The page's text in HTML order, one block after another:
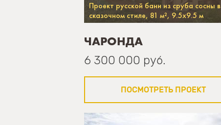
Проект русской бани из сруба сосны в
сказочном стиле, 81 м², 9.5х9.5 м
ЧАРОНДА
6 300 000 руб.
ПОСМОТРЕТЬ ПРОЕКТ